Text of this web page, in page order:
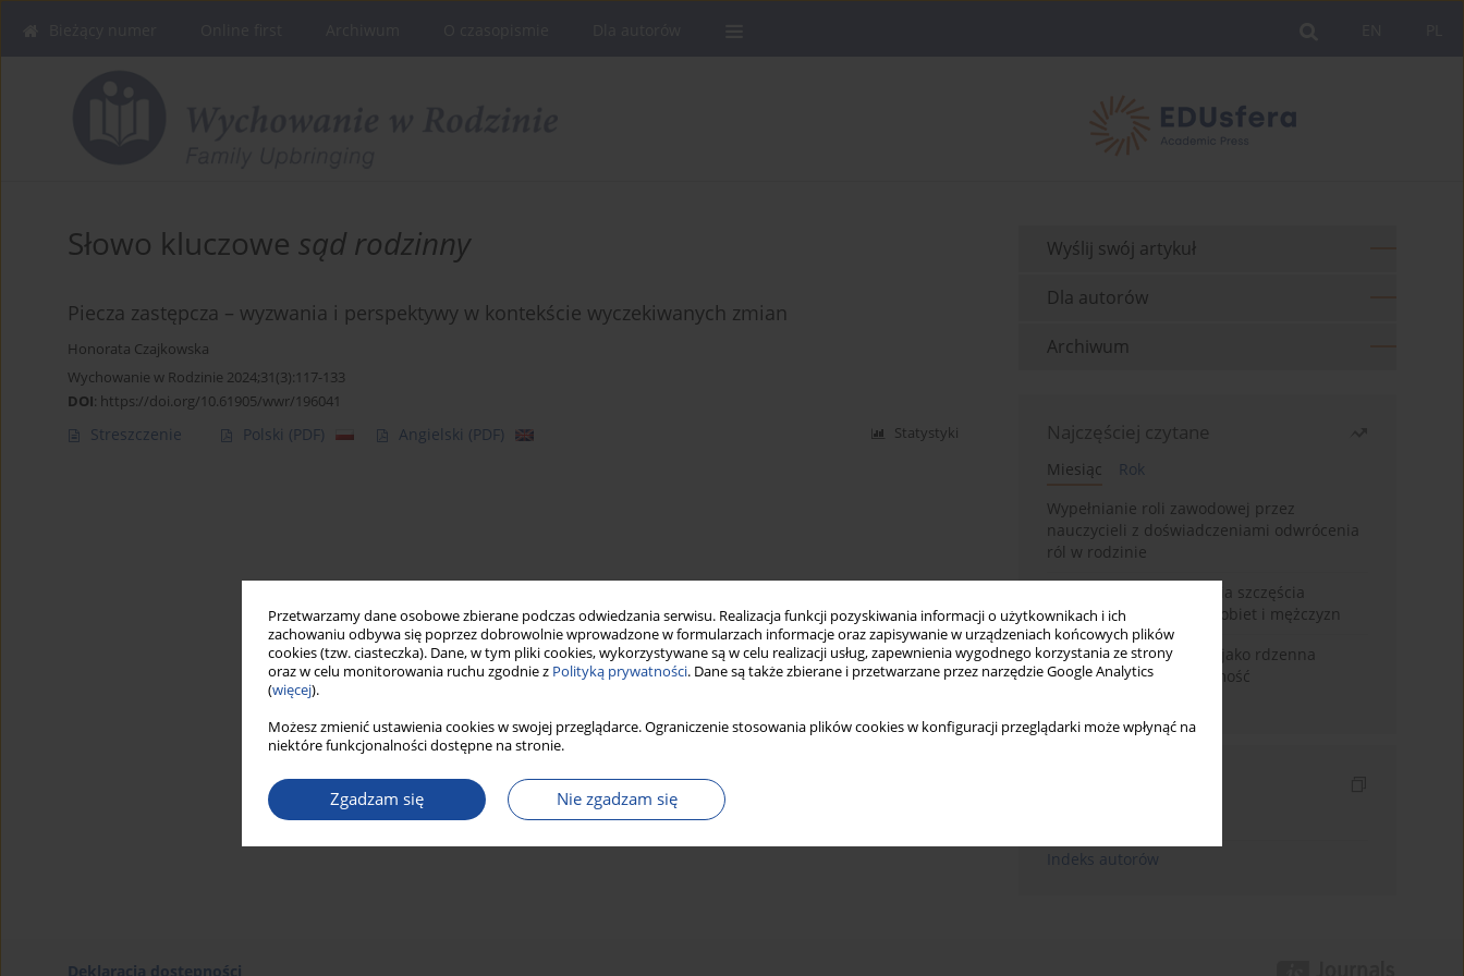
Przetwarzamy dane osobowe zbierane podczas odwiedzania serwisu. Realizacja funkcji pozyskiwania informacji o użytkownikach i ich
zachowaniu odbywa się poprzez dobrowolnie wprowadzone w formularzach informacje oraz zapisywanie w urządzeniach końcowych plików
cookies (tzw. ciasteczka). Dane, w tym pliki cookies, wykorzystywane są w celu realizacji usług, zapewnienia wygodnego korzystania ze strony
oraz w celu monitorowania ruchu zgodnie z Polityką prywatności. Dane są także zbierane i przetwarzane przez narzędzie Google Analytics
(więcej).
Możesz zmienić ustawienia cookies w swojej przeglądarce. Ograniczenie stosowania plików cookies w konfiguracji przeglądarki może wpłynąć na
niektóre funkcjonalności dostępne na stronie.
Zgadzam się Nie zgadzam się
Słowo kluczowe sąd rodzinny
Piecza zastępcza – wyzwania i perspektywy w kontekście wyczekiwanych zmian
Honorata Czajkowska
Wychowanie w Rodzinie 2024;31(3):117-133
DOI: https://doi.org/10.61905/wwr/196041
Streszczenie Polski (PDF) Angielski (PDF) Statystyki
Wyślij swój artykuł
Dla autorów
Archiwum
Najczęściej czytane
Miesiąc
Rok
Wypełnianie roli zawodowej przez
nauczycieli z doświadczeniami odwrócenia
ról w rodzinie
Uwarunkowania poczucia szczęścia
małżeńskiego w opinii kobiet i mężczyzn
Język domu rodzinnego jako rdzenna
wartość kreująca tożsamość
Indeks autorów
Deklaracja dostępności